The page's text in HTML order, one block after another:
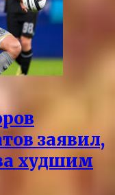
заявил,
худшим